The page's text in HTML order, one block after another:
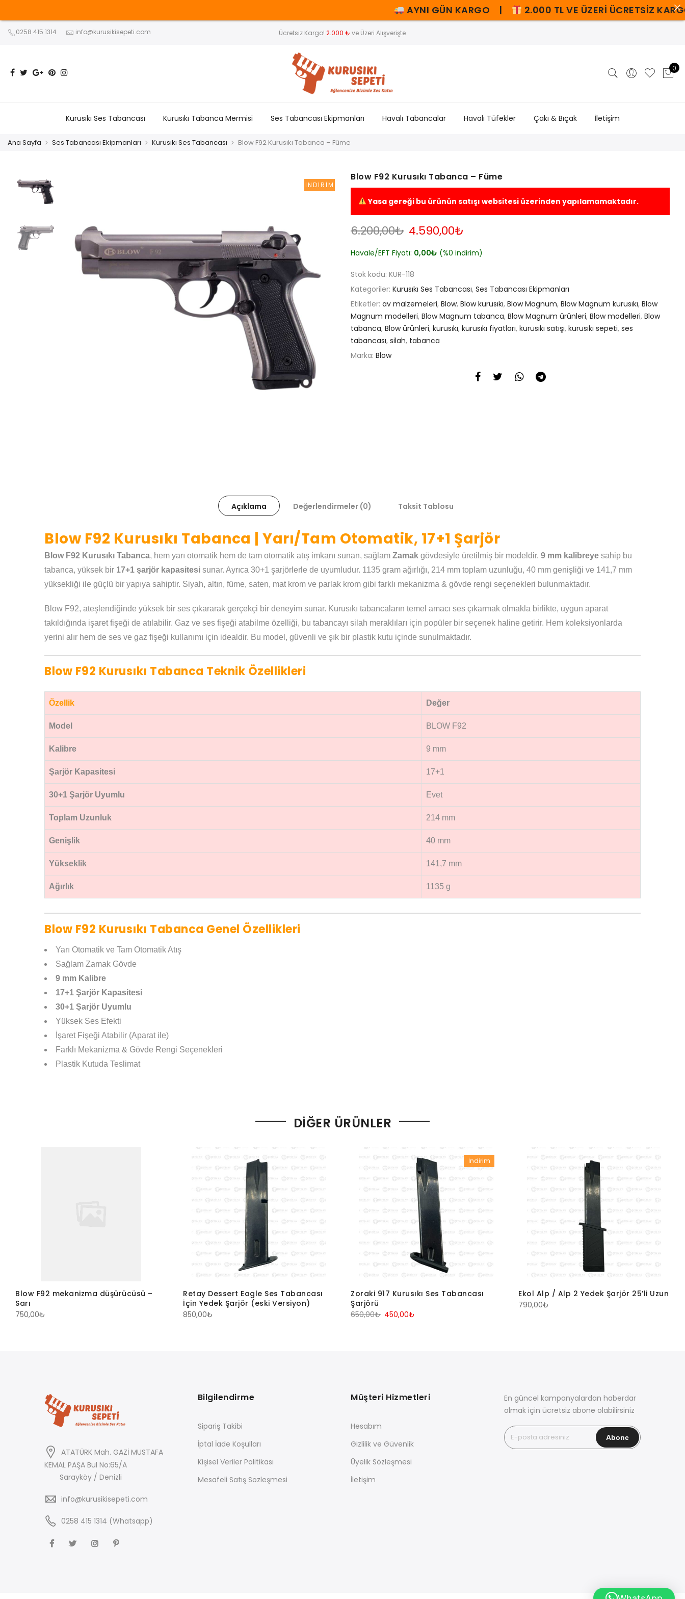
0258 415 1314 info@kurusikisepeti.com Ücretsiz Kargo!2.000 ₺ ve Üzeri Alışverişte
0
Kurusıkı Ses Tabancası Kurusıkı Tabanca Mermisi Ses Tabancası Ekipmanları Havalı Tabancalar Havalı Tüfekler Çakı & Bıçak İletişim
Ana Sayfa Ses Tabancası Ekipmanları Kurusıkı Ses Tabancası Blow F92 Kurusıkı Tabanca – Füme
İNDIRIM
Blow F92 Kurusıkı Tabanca – Füme
Yasa gereği bu ürünün satışı websitesi üzerinden yapılamamaktadır.
6.200,00₺ Orijinal
6.200,00₺.
4.590,00₺
fiyat:
Havale/EFT Fiyatı: 0,00₺ (%0 indirim)
Stok kodu: KUR-118
Kategoriler: Kurusıkı Ses Tabancası, Ses Tabancası Ekipmanları
Etiketler: av malzemeleri, Blow, Blow kurusıkı, Blow Magnum, Blow Magnum kurusıkı, Blow
Magnum modelleri, Blow Magnum tabanca, Blow Magnum ürünleri, Blow modelleri, Blow
tabanca, Blow ürünleri, kurusıkı, kurusıkı fiyatları, kurusıkı satışı, kurusıkı sepeti, ses
tabancası, silah, tabanca
Marka: Blow
Açıklama Değerlendirmeler (0) Taksit Tablosu
Blow F92 Kurusıkı Tabanca | Yarı/Tam Otomatik, 17+1 Şarjör
Blow F92 Kurusıkı Tabanca, hem yarı otomatik hem de tam otomatik atış imkanı sunan, sağlam Zamak gövdesiyle üretilmiş bir modeldir. 9 mm kalibreye sahip bu
tabanca, yüksek bir 17+1 şarjör kapasitesi sunar. Ayrıca 30+1 şarjörlerle de uyumludur. 1135 gram ağırlığı, 214 mm toplam uzunluğu, 40 mm genişliği ve 141,7 mm
yüksekliği ile güçlü bir yapıya sahiptir. Siyah, altın, füme, saten, mat krom ve parlak krom gibi farklı mekanizma & gövde rengi seçenekleri bulunmaktadır.
Blow F92, ateşlendiğinde yüksek bir ses çıkararak gerçekçi bir deneyim sunar. Kurusıkı tabancaların temel amacı ses çıkarmak olmakla birlikte, uygun aparat
takıldığında işaret fişeği de atılabilir. Gaz ve ses fişeği atabilme özelliği, bu tabancayı silah meraklıları için popüler bir seçenek haline getirir. Hem koleksiyonlarda
yerini alır hem de ses ve gaz fişeği kullanımı için idealdir. Bu model, güvenli ve şık bir plastik kutu içinde sunulmaktadır.
Blow F92 Kurusıkı Tabanca Teknik Özellikleri
Özellik Değer
Model BLOW F92
Kalibre 9 mm
Şarjör Kapasitesi 17+1
30+1 Şarjör Uyumlu Evet
Toplam Uzunluk 214 mm
Genişlik 40 mm
Yükseklik 141,7 mm
Ağırlık 1135 g
Blow F92 Kurusıkı Tabanca Genel Özellikleri
Yarı Otomatik ve Tam Otomatik Atış
Sağlam Zamak Gövde
9 mm Kalibre
17+1 Şarjör Kapasitesi
30+1 Şarjör Uyumlu
Yüksek Ses Efekti
İşaret Fişeği Atabilir (Aparat ile)
Farklı Mekanizma & Gövde Rengi Seçenekleri
Plastik Kutuda Teslimat
DIĞER ÜRÜNLER
Blow F92 mekanizma düşürücüsü –
Sarı
750,00₺
Retay Dessert Eagle Ses Tabancası
İçin Yedek Şarjör (eski Versiyon)
850,00₺
İndirim
Zoraki 917 Kurusıkı Ses Tabancası
Şarjörü
650,00₺ Orijinal
450,00₺
Ekol Alp / Alp 2 Yedek Şarjör 25’li Uzun
790,00₺
ATATÜRK Mah. GAZİ MUSTAFA
KEMAL PAŞA Bul No:65/A
Sarayköy / Denizli
info@kurusikisepeti.com
0258 415 1314 (Whatsapp)
Bilgilendirme
Sipariş Takibi
İptal İade Koşulları
Kişisel Veriler Politikası
Mesafeli Satış Sözleşmesi
Müşteri Hizmetleri
Hesabım
Gizlilik ve Güvenlik
Üyelik Sözleşmesi
İletişim
En güncel kampanyalardan haberdar
olmak için ücretsiz abone olabilirsiniz
AYNI GÜN KARGO | 2.000 TL VE ÜZERİ ÜCRETSİZ KARGO |